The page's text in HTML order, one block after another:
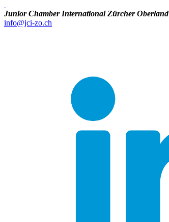
Junior Chamber International Zürcher Oberland
info@jci-zo.ch